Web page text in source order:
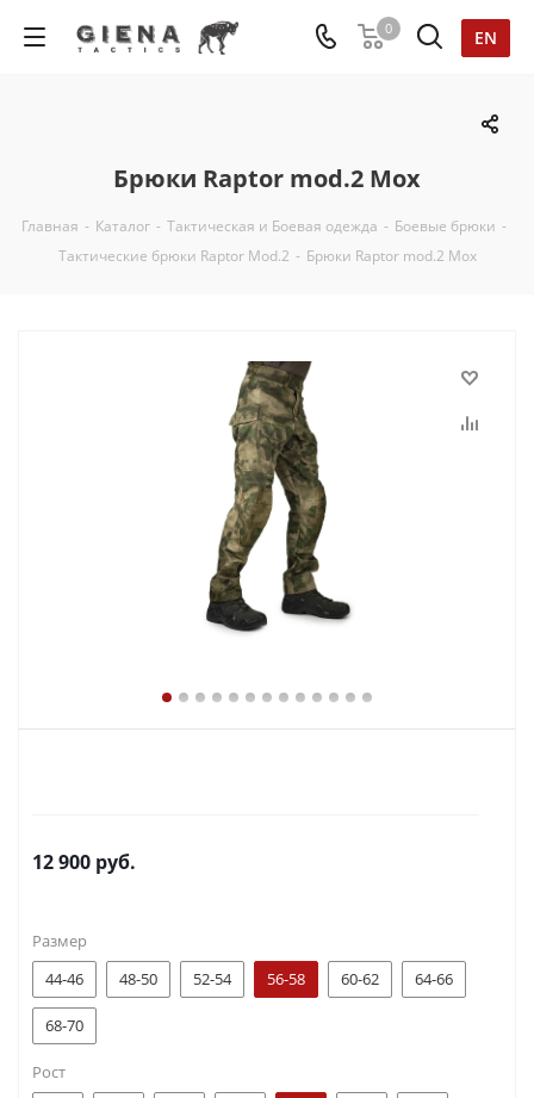
EN
0
Брюки Raptor mod.2 Мох
Главная - Каталог - Тактическая и Боевая одежда - Боевые брюки -
Тактические брюки Raptor Mod.2 - Брюки Raptor mod.2 Мох
12 900 руб.
Размер
44-46
48-50 52-54 56-58 60-62 64-66
68-70
Рост